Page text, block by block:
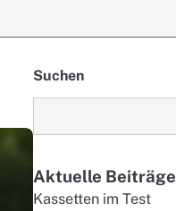
Suchen
Aktuelle Beiträge
Kassetten im Test